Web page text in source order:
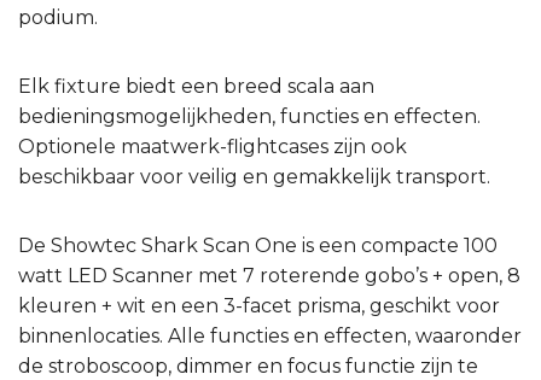
podium.
Elk fixture biedt een breed scala aan
bedieningsmogelijkheden, functies en effecten.
Optionele maatwerk-flightcases zijn ook
beschikbaar voor veilig en gemakkelijk transport.
De Showtec Shark Scan One is een compacte 100
watt LED Scanner met 7 roterende gobo’s + open, 8
kleuren + wit en een 3-facet prisma, geschikt voor
binnenlocaties. Alle functies en effecten, waaronder
de stroboscoop, dimmer en focus functie zijn te